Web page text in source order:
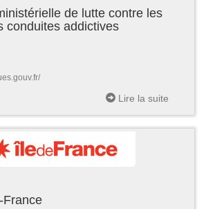
de lutte contre les
conduites addictives
Lire la suite
France